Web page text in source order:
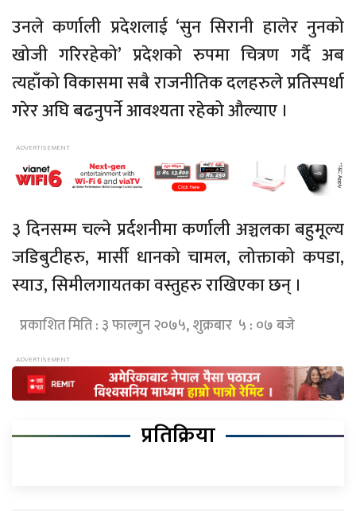
उनले कर्णाली प्रदेशलाई ‘सुन सिरानी हालेर नुनको
खोजी गरिरहेको’ प्रदेशको रुपमा चित्रण गर्दै अब
त्यहाँको विकासमा सबै राजनीतिक दलहरुले प्रतिस्पर्धा
गरेर अघि बढनुपर्ने आवश्यता रहेको औल्याए ।
३ दिनसम्म चल्ने प्रर्दशनीमा कर्णाली अञ्चलका बहुमूल्य
जडिबुटीहरु, मार्सी धानको चामल, लोक्ताको कपडा,
स्याउ, सिमीलगायतका वस्तुहरु राखिएका छन् ।
प्रकाशित मिति : ३ फाल्गुन २०७५, शुक्रबार ५ : ०७ बजे
प्रतिक्रिया